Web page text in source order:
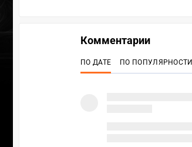
Комментарии
ПО ДАТЕ ПО ПОПУЛЯРНОСТИ